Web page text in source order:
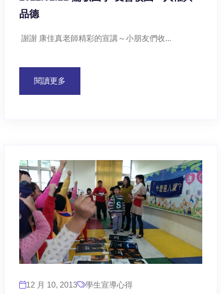
品德
謝謝 康佳真老師精彩的宣講～小朋友們收...
閱讀更多
12 月 10, 2013 學生宣導心得